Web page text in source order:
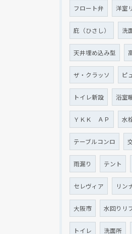
フロート弁 洋室
庇（ひさし） 洗
天井埋め込み型
ザ・クラッソ ピ
トイレ新設 浴室
ＹＫＫ ＡＰ 水
テーブルコンロ
雨漏り テント
セレヴィア リン
大阪市 水回りリ
トイレ 洗面所